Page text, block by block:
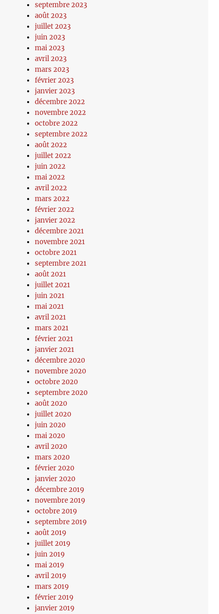
septembre 2023
août 2023
juillet 2023
juin 2023
mai 2023
avril 2023
mars 2023
février 2023
janvier 2023
décembre 2022
novembre 2022
octobre 2022
septembre 2022
août 2022
juillet 2022
juin 2022
mai 2022
avril 2022
mars 2022
février 2022
janvier 2022
décembre 2021
novembre 2021
octobre 2021
septembre 2021
août 2021
juillet 2021
juin 2021
mai 2021
avril 2021
mars 2021
février 2021
janvier 2021
décembre 2020
novembre 2020
octobre 2020
septembre 2020
août 2020
juillet 2020
juin 2020
mai 2020
avril 2020
mars 2020
février 2020
janvier 2020
décembre 2019
novembre 2019
octobre 2019
septembre 2019
août 2019
juillet 2019
juin 2019
mai 2019
avril 2019
mars 2019
février 2019
janvier 2019